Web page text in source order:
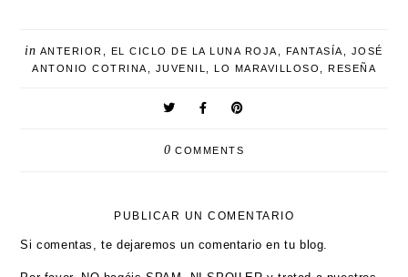
in ANTERIOR EL CICLO DE LA LUNA ROJA FANTASÍA
JOSÉ
ANTONIO COTRINA
JUVENIL LO MARAVILLOSO RESEÑA
0 COMMENTS
PUBLICAR UN COMENTARIO
Si comentas, te dejaremos un comentario en tu blog.